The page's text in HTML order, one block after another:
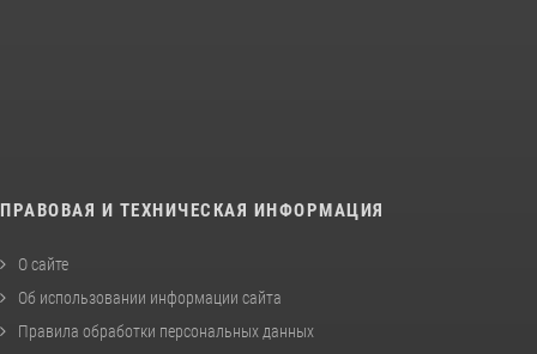
ПРАВОВАЯ И ТЕХНИЧЕСКАЯ ИНФОРМАЦИЯ
О сайте
Об использовании информации сайта
Правила обработки персональных данных